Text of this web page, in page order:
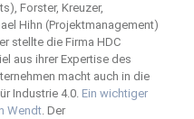
Forster, Kreuzer,
Hihn (Projektmanagement)
stellte die Firma HDC
aus ihrer Expertise des
macht auch in die
Industrie 4.0. Ein wichtiger
Wendt. Der